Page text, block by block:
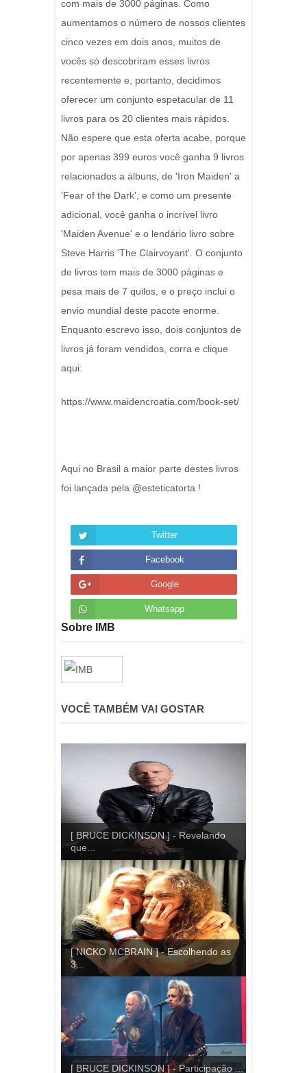
com mais de 3000 páginas. Como
aumentamos o número de nossos clientes
cinco vezes em dois anos, muitos de
vocês só descobriram esses livros
recentemente e, portanto, decidimos
oferecer um conjunto espetacular de 11
livros para os 20 clientes mais rápidos.
Não espere que esta oferta acabe, porque
por apenas 399 euros você ganha 9 livros
relacionados a álbuns, de 'Iron Maiden' a
'Fear of the Dark', e como um presente
adicional, você ganha o incrível livro
'Maiden Avenue' e o lendário livro sobre
Steve Harris 'The Clairvoyant'. O conjunto
de livros tem mais de 3000 páginas e
pesa mais de 7 quilos, e o preço inclui o
envio mundial deste pacote enorme.
Enquanto escrevo isso, dois conjuntos de
livros já foram vendidos, corra e clique
aqui:
https://www.maidencroatia.com/book-set/
Aqui no Brasil a maior parte destes livros
foi lançada pela @esteticatorta !
Twitter
Facebook
Google
Whatsapp
Sobre IMB
VOCÊ TAMBÉM VAI GOSTAR
[ BRUCE DICKINSON ] - Revelando
que...
[ NICKO MCBRAIN ] - Escolhendo as
3...
[ BRUCE DICKINSON ] - Participação ...